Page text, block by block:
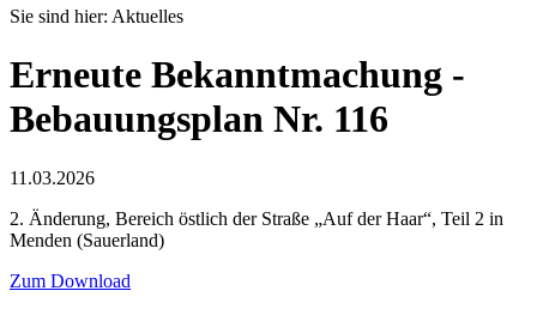
Sie sind hier: Aktuelles
Erneute Bekanntmachung -
Bebauungsplan Nr. 116
11.03.2026
2. Änderung, Bereich östlich der Straße „Auf der Haar“, Teil 2 in
Menden (Sauerland)
Zum Download